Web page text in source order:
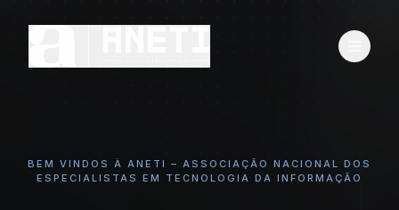
BEM VINDOS À ANETI – ASSOCIAÇÃO NACIONAL DOS
ESPECIALISTAS EM TECNOLOGIA DA INFORMAÇÃO